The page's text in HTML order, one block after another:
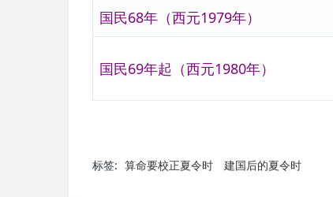
国民68年（西元1979年）
国民69年起（西元1980年）
标签: 算命要校正夏令时 建国后的夏令时